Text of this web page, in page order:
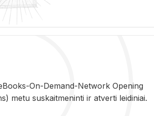
On-De­mand-Ne­twork Ope­ning
metu su­skait­me­nin­ti ir at­ver­ti lei­di­niai.